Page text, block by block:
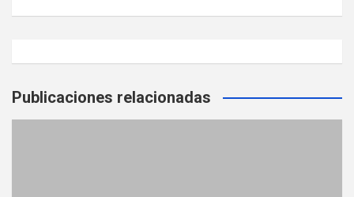
Publicaciones relacionadas